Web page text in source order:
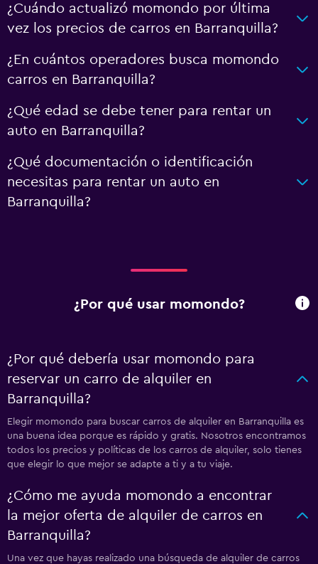
¿Cuándo actualizó momondo por última
vez los precios de carros en Barranquilla?
¿En cuántos operadores busca momondo
carros en Barranquilla?
¿Qué edad se debe tener para rentar un
auto en Barranquilla?
¿Qué documentación o identificación
necesitas para rentar un auto en
Barranquilla?
¿Por qué usar momondo?
¿Por qué debería usar momondo para
reservar un carro de alquiler en
Barranquilla?
Elegir momondo para buscar carros de alquiler en Barranquilla es
una buena idea porque es rápido y gratis. Nosotros encontramos
todos los precios y políticas de los carros de alquiler, solo tienes
que elegir lo que mejor se adapte a ti y a tu viaje.
¿Cómo me ayuda momondo a encontrar
la mejor oferta de alquiler de carros en
Barranquilla?
Una vez que hayas realizado una búsqueda de alquiler de carros